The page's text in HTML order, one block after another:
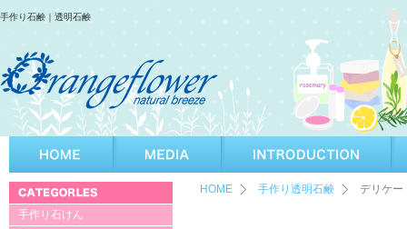
手作り石鹸｜透明石鹸
手作り石けん
HOME 手作り透明石鹸 デリケー